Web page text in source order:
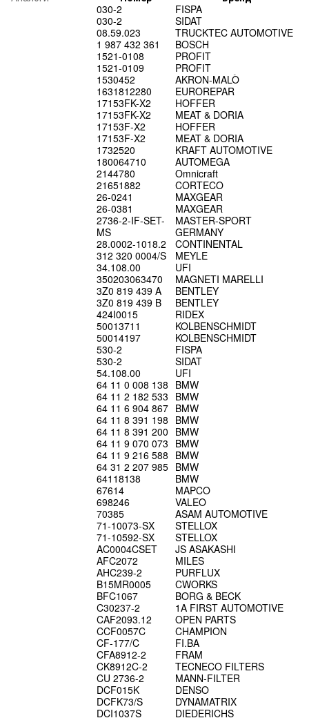
030-2
FISPA
030-2
SIDAT
08.59.023
TRUCKTEC AUTOMOTIVE
1 987 432 361
BOSCH
1521-0108
PROFIT
1521-0109
PROFIT
1530452
AKRON-MALÒ
1631812280
EUROREPAR
17153FK-X2
HOFFER
17153FK-X2
MEAT & DORIA
17153F-X2
HOFFER
17153F-X2
MEAT & DORIA
1732520
KRAFT AUTOMOTIVE
180064710
AUTOMEGA
2144780
Omnicraft
21651882
CORTECO
26-0241
MAXGEAR
26-0381
MAXGEAR
2736-2-IF-SET-
MS
MASTER-SPORT
GERMANY
28.0002-1018.2
CONTINENTAL
312 320 0004/S
MEYLE
34.108.00
UFI
350203063470
MAGNETI MARELLI
3Z0 819 439 A
BENTLEY
3Z0 819 439 B
BENTLEY
424I0015
RIDEX
50013711
KOLBENSCHMIDT
50014197
KOLBENSCHMIDT
530-2
FISPA
530-2
SIDAT
54.108.00
UFI
64 11 0 008 138 BMW
64 11 2 182 533 BMW
64 11 6 904 867 BMW
64 11 8 391 198 BMW
64 11 8 391 200 BMW
64 11 9 070 073 BMW
64 11 9 216 588 BMW
64 31 2 207 985 BMW
64118138
BMW
67614
MAPCO
698246
VALEO
70385
ASAM AUTOMOTIVE
71-10073-SX
STELLOX
71-10592-SX
STELLOX
AC0004CSET
JS ASAKASHI
AFC2072
MILES
AHC239-2
PURFLUX
B15MR0005
CWORKS
BFC1067
BORG & BECK
C30237-2
1A FIRST AUTOMOTIVE
CAF2093.12
OPEN PARTS
CCF0057C
CHAMPION
CF-177/C
FI.BA
CFA8912-2
FRAM
CK8912C-2
TECNECO FILTERS
CU 2736-2
MANN-FILTER
DCF015K
DENSO
DCFK73/S
DYNAMATRIX
DCI1037S
DIEDERICHS